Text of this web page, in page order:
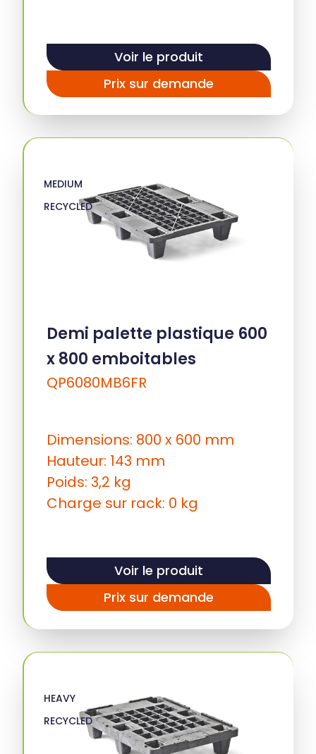
Voir le produit
Prix sur demande
MEDIUM
RECYCLED
Demi palette plastique 600
x 800 emboitables
QP6080MB6FR
Dimensions: 800 x 600 mm
Hauteur: 143 mm
Poids: 3,2 kg
Charge sur rack: 0 kg
Voir le produit
Prix sur demande
HEAVY
RECYCLED